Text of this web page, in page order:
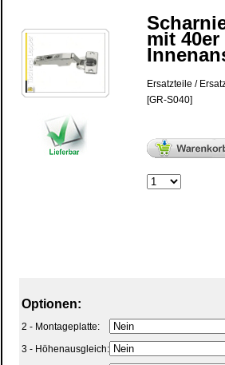
mit
Ersatzteile /
[GR-S040]
Optionen:
2 - Montageplatte:
3 - Höhenausgleich: